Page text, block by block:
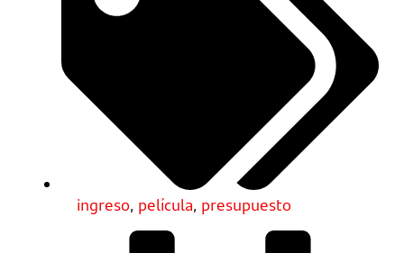
ingreso, película, presupuesto